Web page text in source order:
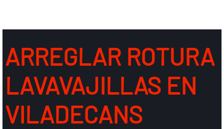
ARREGLAR ROTURA
LAVAVAJILLAS EN
VILADECANS